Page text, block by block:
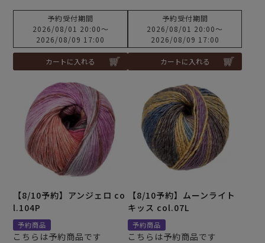
予約受付期間
2026/08/01 20:00〜
2026/08/09 17:00
カートに入れる
予約受付期間
2026/08/01 20:00〜
2026/08/09 17:00
カートに入れる
【8/10予約】アンジェロ co
l.104P
予約商品
こちらは予約商品です
【8/10予約】ムーンライト
キッス col.07L
予約商品
こちらは予約商品です